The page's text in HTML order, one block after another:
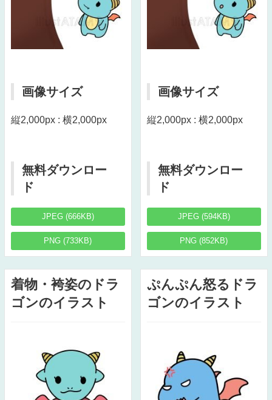
画像サイズ
縦2,000px : 横2,000px
無料ダウンロー
ド
JPEG (666KB)
PNG (733KB)
画像サイズ
縦2,000px : 横2,000px
無料ダウンロー
ド
JPEG (594KB)
PNG (852KB)
着物・袴姿のドラ
ゴンのイラスト
ぷんぷん怒るドラ
ゴンのイラスト